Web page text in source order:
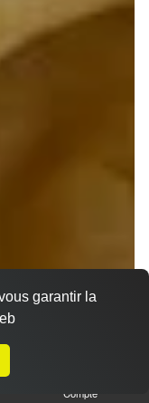
Compte
garantir la